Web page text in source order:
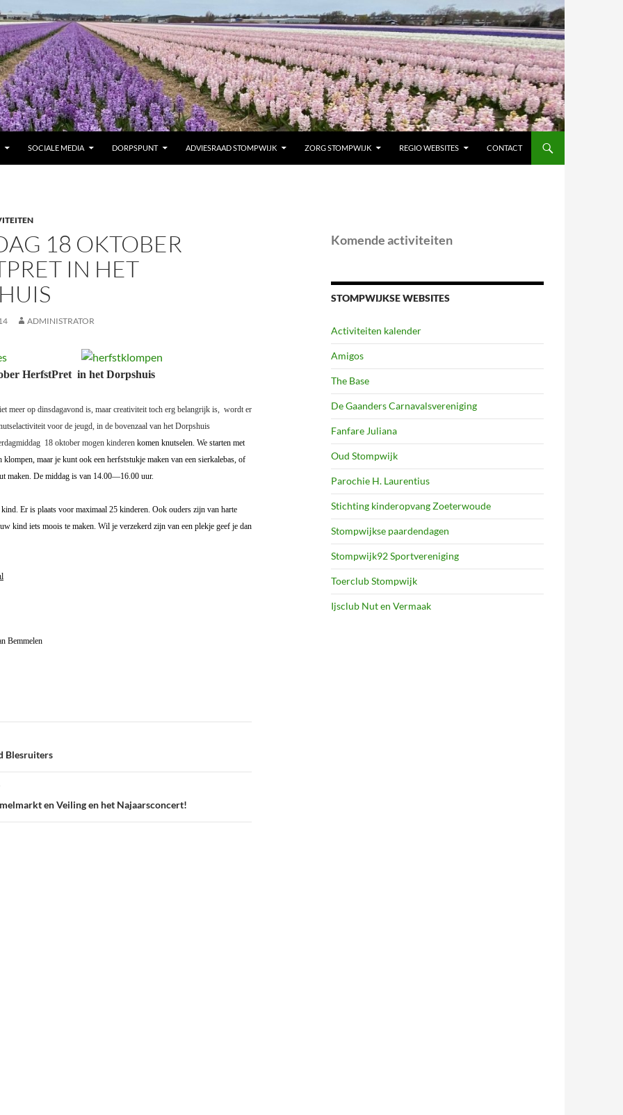
SOCIALE MEDIA DORPSPUNT ADVIESRAAD STOMPWIJK ZORG STOMPWIJK REGIO WEBSITES CONTACT
18 OKTOBER
IN HET
ADMINISTRATOR
HerfstPret in het Dorpshuis
meer op dinsdagavond is, maar creativiteit toch erg belangrijk is,
wordt er
voor de jeugd, in de bovenzaal van het Dorpshuis
18 oktober mogen kinderen komen knutselen. We starten met
klompen, maar je kunt ook een herfststukje maken van een sierkalebas, of
maken. De middag is van 14.00—16.00 uur.
Er is plaats voor maximaal 25 kinderen. Ook ouders zijn van harte
kind iets moois te maken. Wil je verzekerd zijn van een plekje geef je dan
Bemmelen
Blesruiters
en Veiling en het Najaarsconcert!
Komende activiteiten
STOMPWIJKSE WEBSITES
Activiteiten kalender
Amigos
The Base
De Gaanders Carnavalsvereniging
Fanfare Juliana
Oud Stompwijk
Parochie H. Laurentius
Stichting kinderopvang Zoeterwoude
Stompwijkse paardendagen
Stompwijk92 Sportvereniging
Toerclub Stompwijk
Ijsclub Nut en Vermaak